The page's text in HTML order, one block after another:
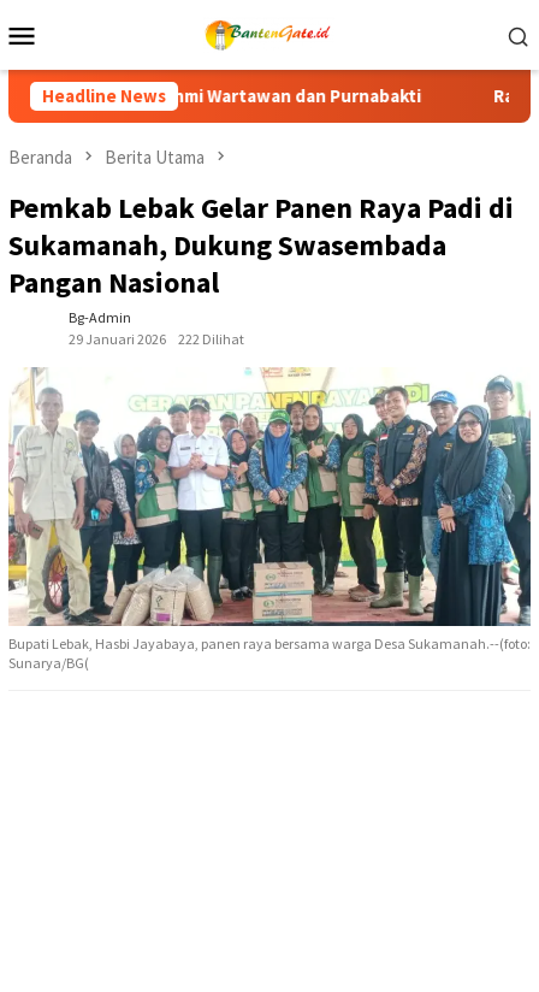
ke
Mobile
Headline NewsRatusan Purna Bhakti dan Warga Siap
Beranda Berita Utama
Pemkab Lebak Gelar Panen Raya Padi di
Sukamanah, Dukung Swasembada
Pangan Nasional
Bg-Admin
29 Januari 2026
222 Dilihat
Bupati Lebak, Hasbi Jayabaya, panen raya bersama warga Desa Sukamanah.--(foto:
Sunarya/BG(